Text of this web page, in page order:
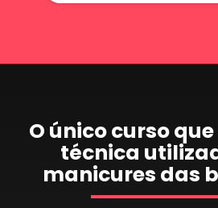
O único curso
técnica
manicures das